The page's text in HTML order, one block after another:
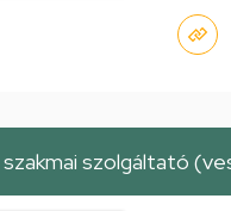
szakmai szolgáltató